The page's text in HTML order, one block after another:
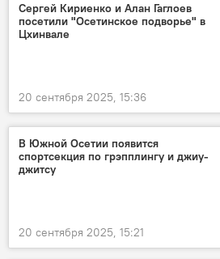
Сергей Кириенко и Алан Гаглоев
посетили "Осетинское подворье" в
Цхинвале
20 сентября 2025, 15:36
В Южной Осетии появится
спортсекция по грэпплингу и джиу-
джитсу
20 сентября 2025, 15:21